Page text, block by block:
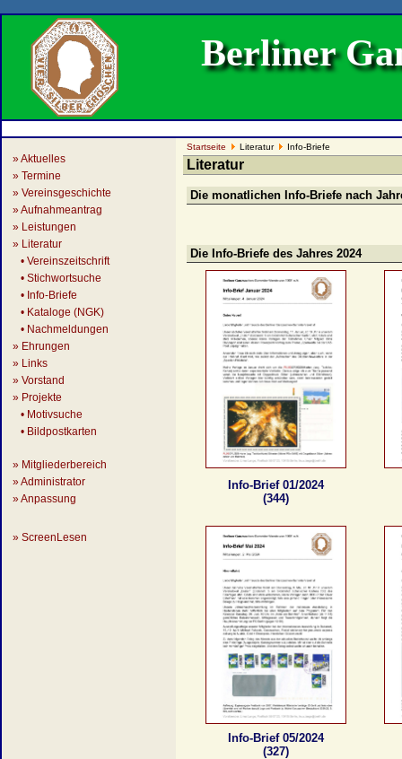
Berliner
» Aktuelles
» Termine
» Vereinsgeschichte
» Aufnahmeantrag
» Leistungen
» Literatur
• Vereinszeitschrift
• Stichwortsuche
• Info-Briefe
• Kataloge (NGK)
• Nachmeldungen
» Ehrungen
» Links
» Vorstand
» Projekte
• Motivsuche
• Bildpostkarten
» Mitgliederbereich
» Administrator
» Anpassung
» ScreenLesen
Startseite Literatur Info-Briefe
Literatur
Die monatlichen Info-Briefe nach
Die Info-Briefe des Jahres 2024
Info-Brief 01/2024
(344)
Info-Brief 05/2024
(327)